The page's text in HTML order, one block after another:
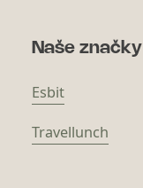
Naše značky
Esbit
Travellunch